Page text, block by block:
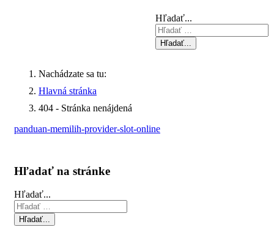
Hľadať...
Hľadať...
Nachádzate sa tu:
Hlavná stránka
404 - Stránka nenájdená
panduan-memilih-provider-slot-online
Hľadať na stránke
Hľadať...
Hľadať...